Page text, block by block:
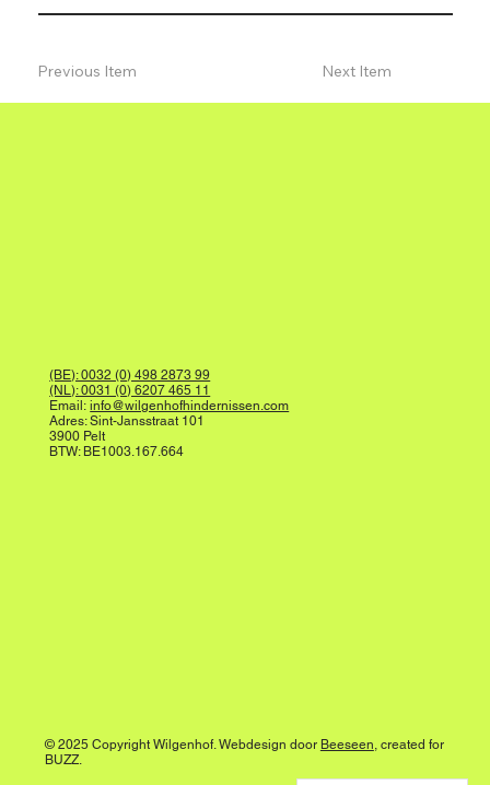
Previous Item Next Item
© 2025 Copyright Wilgenhof. Webdesign door Beeseen, created for
BUZZ.
(BE): 0032 (0) 498 2873 99
(NL): 0031 (0) 6207 465 11
Email:info@wilgenhofhindernissen.com
Adres: Sint-Jansstraat 101
3900 Pelt
BTW: BE1003.167.664